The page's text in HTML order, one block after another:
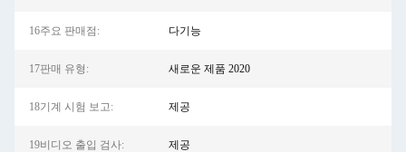
16주요 판매점: 다기능
17판매 유형: 새로운 제품 2020
18기계 시험 보고: 제공
19비디오 출입 검사: 제공